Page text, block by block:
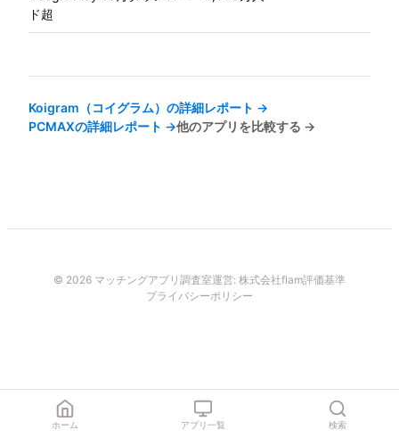
ド超
Koigram（コイグラム） の詳細レポート →
PCMAXの詳細レポート →他のアプリを比較する →
© 2026 マッチングアプリ調査室運営: 株式会社flam評価基準
プライバシーポリシー
ホーム アプリ一覧 検索